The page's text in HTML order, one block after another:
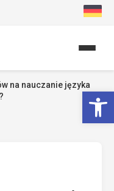
na nauczanie języka